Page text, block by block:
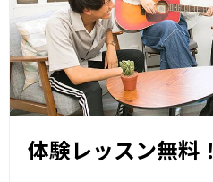
体験レッスン無料！